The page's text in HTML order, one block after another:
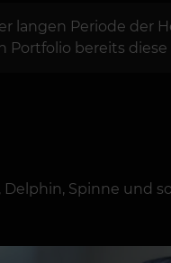
langen Periode der
Portfolio bereits
Spinne und